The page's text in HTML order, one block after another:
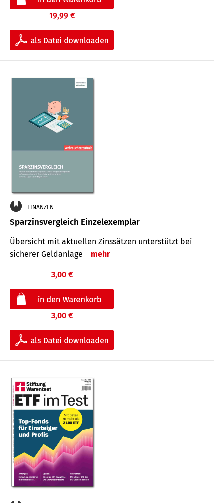
19,99 €
FINANZEN
Sparzinsvergleich Einzelexemplar
Übersicht mit aktuellen Zinssätzen unterstützt bei
sicherer Geldanlage
mehr
3,00 €
3,00 €